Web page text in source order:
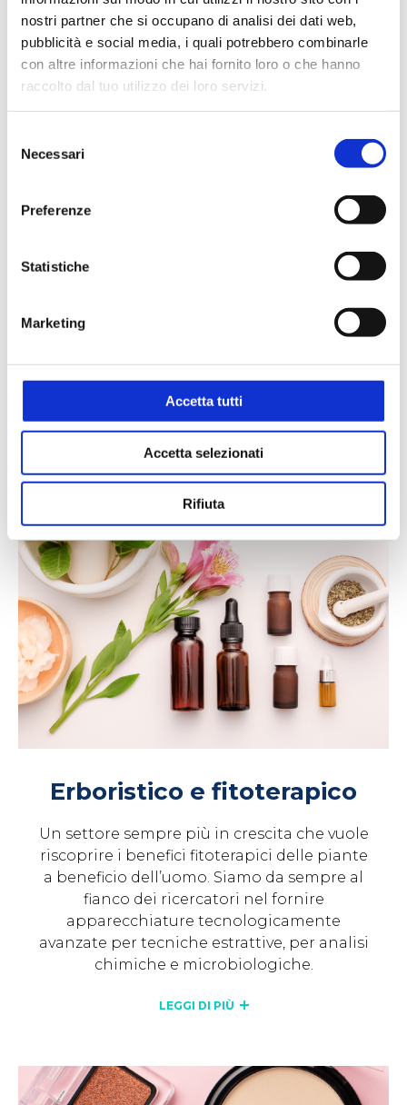
nostri partner che si occupano di analisi dei dati web,
pubblicità e social media, i quali potrebbero combinarle
con altre informazioni che hai fornito loro o che hanno
raccolto dal tuo utilizzo dei loro servizi.
delNecessari
Preferenze
Statistiche
Marketing
Accetta tutti
Accetta selezionati
Rifiuta
chimiche e microbiologiche su acque,
terreni e rifiuti. E’ da anni che Steroglass dà
il suo contributo ad aziende e centri di
ricerca pubblici e privati per la difesa
dell’ambiente.
LEGGI DI PIÙ
Erboristico e fitoterapico
Un settore sempre più in crescita che vuole
riscoprire i benefici fitoterapici delle piante
a beneficio dell’uomo. Siamo da sempre al
fianco dei ricercatori nel fornire
apparecchiature tecnologicamente
avanzate per tecniche estrattive, per analisi
chimiche e microbiologiche.
LEGGI DI PIÙ